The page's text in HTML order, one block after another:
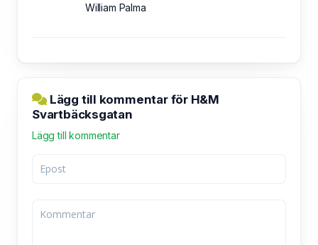
William Palma
Lägg till kommentar för H&M
Svartbäcksgatan
Lägg till kommentar